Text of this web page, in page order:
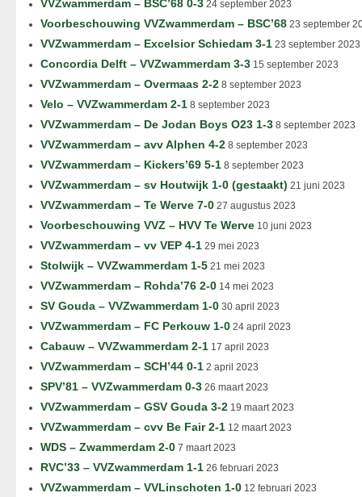
VVZwammerdam – BSC’68 0-3 24 september 2023
Voorbeschouwing VVZwammerdam – BSC’68 23 september
VVZwammerdam – Excelsior Schiedam 3-1 23 september 2023
Concordia Delft – VVZwammerdam 3-3 15 september 2023
VVZwammerdam – Overmaas 2-2 8 september 2023
Velo – VVZwammerdam 2-1 8 september 2023
VVZwammerdam – De Jodan Boys O23 1-3 8 september 2023
VVZwammerdam – avv Alphen 4-2 8 september 2023
VVZwammerdam – Kickers’69 5-1 8 september 2023
VVZwammerdam – sv Houtwijk 1-0 (gestaakt) 21 juni 2023
VVZwammerdam – Te Werve 7-0 27 augustus 2023
Voorbeschouwing VVZ – HVV Te Werve 10 juni 2023
VVZwammerdam – vv VEP 4-1 29 mei 2023
Stolwijk – VVZwammerdam 1-5 21 mei 2023
VVZwammerdam – Rohda’76 2-0 14 mei 2023
SV Gouda – VVZwammerdam 1-0 30 april 2023
VVZwammerdam – FC Perkouw 1-0 24 april 2023
Cabauw – VVZwammerdam 2-1 17 april 2023
VVZwammerdam – SCH’44 0-1 2 april 2023
SPV’81 – VVZwammerdam 0-3 26 maart 2023
VVZwammerdam – GSV Gouda 3-2 19 maart 2023
VVZwammerdam – cvv Be Fair 2-1 12 maart 2023
WDS – Zwammerdam 2-0 7 maart 2023
RVC’33 – VVZwammerdam 1-1 26 februari 2023
VVZwammerdam – VVLinschoten 1-0 12 februari 2023